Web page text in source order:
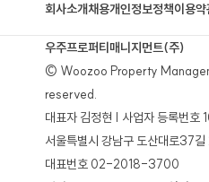
회사소개채용개인정보정책이용약
우주프로퍼티매니지먼트(주)
© Woozoo Property
reserved.
대표자 김정현 | 사업자 등록번
서울특별시 강남구 도산대로37
대표번호 02-2018-3700